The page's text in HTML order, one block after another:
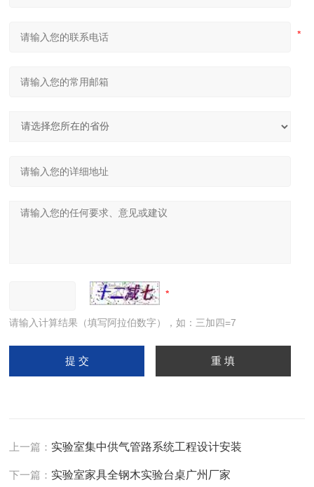
请输入计算结果（填写阿拉伯数字），如：三加四=7
上一篇： 实验室集中供气管路系统工程设计安装
下一篇： 实验室家具全钢木实验台桌广州厂家